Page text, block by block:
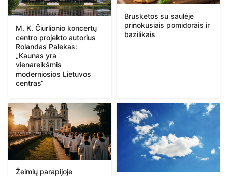
M. K. Čiurlionio koncertų
centro projekto autorius
Rolandas Palekas:
„Kaunas yra
vienareikšmis
moderniosios Lietuvos
centras“
Brusketos su saulėje
prinokusiais pomidorais ir
bazilikais
Žeimių parapijoje